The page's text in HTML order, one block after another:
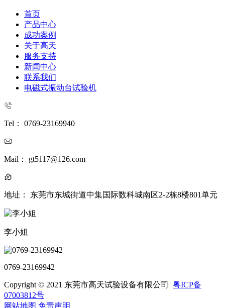
首页
产品中心
成功案例
关于高天
服务支持
新闻中心
联系我们
电磁式振动台试验机
Tel： 0769-23169940
Mail： gt5117@126.com
地址： 东莞市东城街道中集国际数科城南区2-2栋8楼801单元
李小姐
0769-23169942
Copyright © 2021 东莞市高天试验设备有限公司 粤ICP备
07003812号
网站地图 免责声明